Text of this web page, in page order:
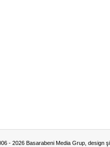
- 2026 Basarabeni Media Grup, design